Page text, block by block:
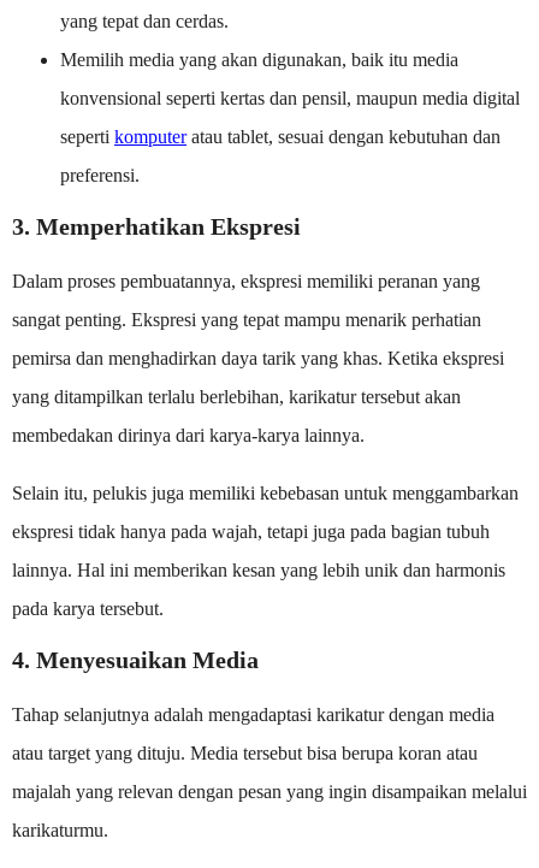
yang tepat dan cerdas.
Memilih media yang akan digunakan, baik itu media
konvensional seperti kertas dan pensil, maupun media digital
seperti komputeratau tablet, sesuai dengan kebutuhan dan
preferensi.
3. Memperhatikan Ekspresi
Dalam proses pembuatannya, ekspresi memiliki peranan yang
sangat penting. Ekspresi yang tepat mampu menarik perhatian
pemirsa dan menghadirkan daya tarik yang khas. Ketika ekspresi
yang ditampilkan terlalu berlebihan, karikatur tersebut akan
membedakan dirinya dari karya-karya lainnya.
Selain itu, pelukis juga memiliki kebebasan untuk menggambarkan
ekspresi tidak hanya pada wajah, tetapi juga pada bagian tubuh
lainnya. Hal ini memberikan kesan yang lebih unik dan harmonis
pada karya tersebut.
4. Menyesuaikan Media
Tahap selanjutnya adalah mengadaptasi karikatur dengan media
atau target yang dituju. Media tersebut bisa berupa koran atau
majalah yang relevan dengan pesan yang ingin disampaikan melalui
karikaturmu.